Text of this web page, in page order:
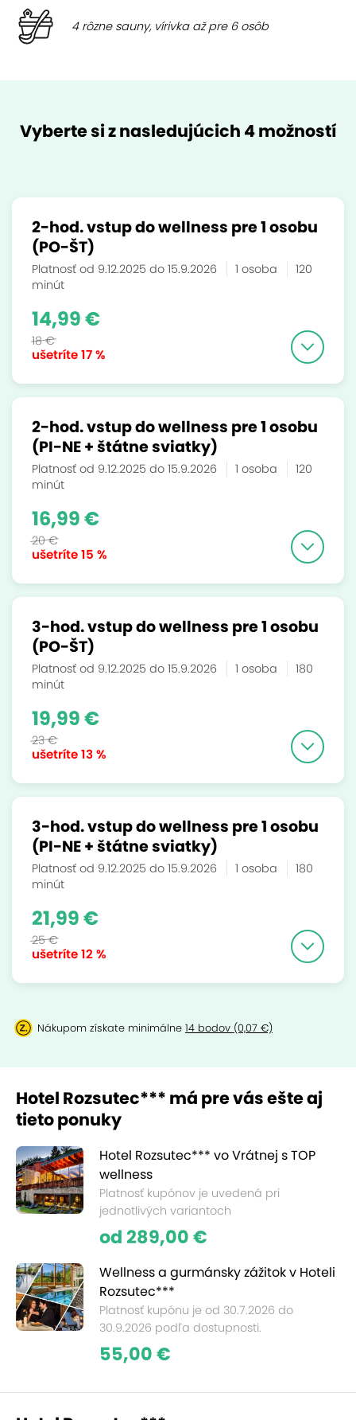
4 rôzne sauny, vírivka až pre 6 osôb
Vyberte si z nasledujúcich 4 možností
2-hod. vstup do wellness pre 1 osobu
(PO-ŠT)
Platnosť od 9.12.2025 do 15.9.2026 1 osoba
120
minút
ušetríte17 %
14,99 €
18 €
2-hod. vstup do wellness pre 1 osobu
(PI-NE + štátne sviatky)
Platnosť od 9.12.2025 do 15.9.2026 1 osoba
120
minút
ušetríte15 %
16,99 €
20 €
3-hod. vstup do wellness pre 1 osobu
(PO-ŠT)
Platnosť od 9.12.2025 do 15.9.2026 1 osoba
180
minút
ušetríte13 %
19,99 €
23 €
3-hod. vstup do wellness pre 1 osobu
(PI-NE + štátne sviatky)
Platnosť od 9.12.2025 do 15.9.2026 1 osoba
180
minút
ušetríte12 %
21,99 €
25 €
Nákupom získate minimálne 14 bodov (0,07 €)
Hotel Rozsutec*** má pre vás ešte aj
tieto ponuky
Hotel Rozsutec*** vo Vrátnej s TOP
wellness
Platnosť kupónov je uvedená pri
jednotlivých variantoch
od 289,00 €
Wellness a gurmánsky zážitok v Hoteli
Rozsutec***
Platnosť kupónu je od 30.7.2026 do
30.9.2026 podľa dostupnosti.
55,00 €